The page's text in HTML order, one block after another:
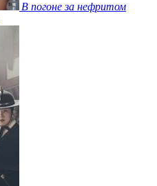
В погоне за нефритом